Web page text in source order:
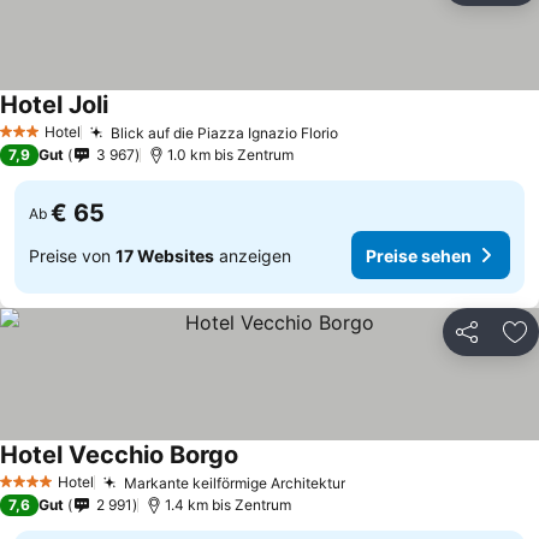
3 SterneHotel Blick auf die Piazza Ignazio FlorioPreise sehen
Hotel JoliPreise sehen
7,9 Gut 3 967 1.0 km bis Zentrum
Ab € 65
Preise von 17 Websites anzeigen Preise sehen
Teilen
4 Sterne Hotel Markante keilförmige ArchitekturPreise sehen
Hotel Vecchio Borgo
7,6 Gut 2 991 1.4 km bis Zentrum